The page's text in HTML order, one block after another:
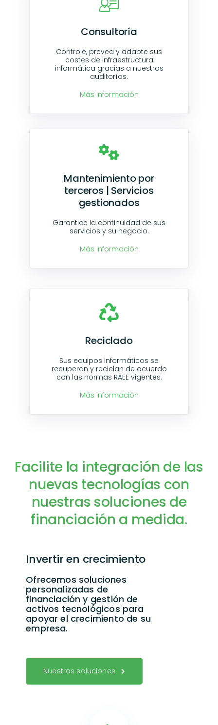
Consultoría
Controle, prevea y adapte sus
costes de infraestructura
informática gracias a nuestras
auditorías.
Más información
Mantenimiento por
terceros | Servicios
gestionados
Garantice la continuidad de sus
servicios y su negocio.
Más información
Reciclado
Sus equipos informáticos se
recuperan y reciclan de acuerdo
con las normas RAEE vigentes.
Más información
Facilite la integración de las
nuevas tecnologías con
nuestras soluciones de
financiación a medida.
Invertir en crecimiento
Ofrecemos soluciones
personalizadas de
financiación y gestión de
activos tecnológicos para
apoyar el crecimiento de su
empresa.
Nuestras soluciones